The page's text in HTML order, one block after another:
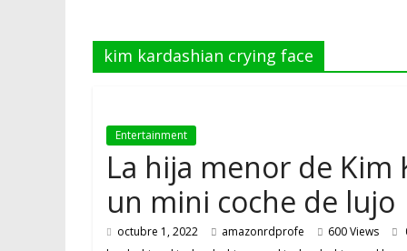
kim kardashian crying face
Entertainment
La hija menor de Kim
un mini coche de lujo
octubre 1, 2022 amazonrdprofe 600 Views